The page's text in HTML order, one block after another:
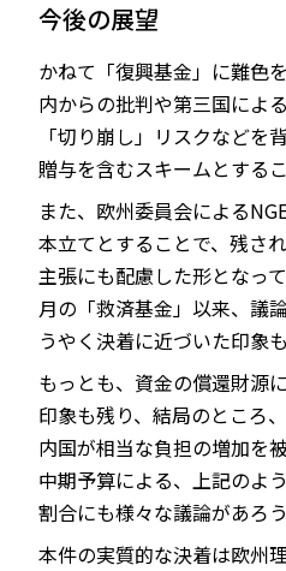
今後の展望
かねて「復興基金」に難色
内からの批判や第三国によ
「切り崩し」リスクなどを
贈与を含むスキームとする
また、欧州委員会による
本立てとすることで、残さ
主張にも配慮した形となっ
月の「救済基金」以来、議
うやく決着に近づいた印象
もっとも、資金の償還財源
印象も残り、結局のところ
内国が相当な負担の増加を
中期予算による、上記のよ
割合にも様々な議論があろう
本件の実質的な決着は欧州